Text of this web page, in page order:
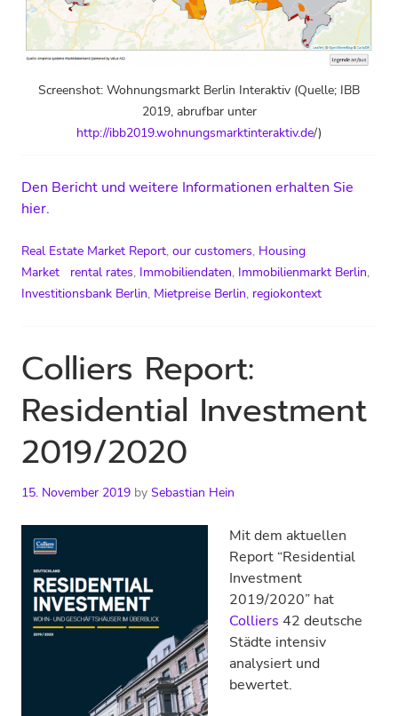
Screenshot: Wohnungsmarkt Berlin Interaktiv (Quelle; IBB
2019, abrufbar unter
http://ibb2019.wohnungsmarktinteraktiv.de/)
Den Bericht und weitere Informationen erhalten Sie
hier.
Real Estate Market Report, our customers, Housing
Market
rental rates, Immobiliendaten, Immobilienmarkt Berlin,
Investitionsbank Berlin, Mietpreise Berlin, regiokontext
Colliers Report:
Residential Investment
2019/2020
15. November 2019 by Sebastian Hein
Mit dem aktuellen
Report “Residential
Investment
2019/2020” hat
Colliers 42 deutsche
Städte intensiv
analysiert und
bewertet.